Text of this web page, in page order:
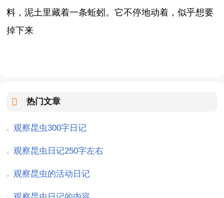
料，泥土里藏着一条蚯蚓。它不停地动着，似乎想要
掉下来
热门文章
观察昆虫300字日记
观察昆虫日记250字左右
观察昆虫的活动日记